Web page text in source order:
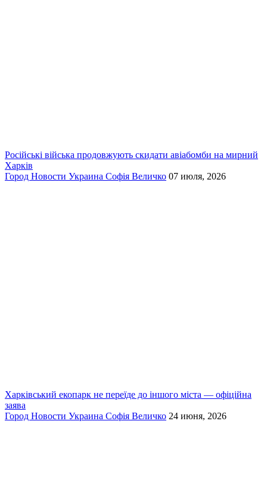
Російські війська продовжують скидати авіабомби на мирний
Харків
Город Новости Украина Софія Величко 07 июля, 2026
Харківський екопарк не переїде до іншого міста — офіційна
заява
Город Новости Украина Софія Величко 24 июня, 2026